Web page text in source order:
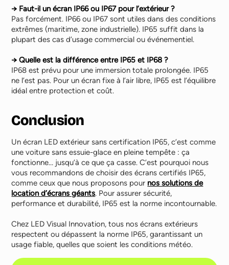
→ Faut-il un écran IP66 ou IP67 pour l’extérieur ?
Pas forcément. IP66 ou IP67 sont utiles dans des conditions
extrêmes (maritime, zone industrielle). IP65 suffit dans la
plupart des cas d’usage commercial ou événementiel.
→ Quelle est la différence entre IP65 et IP68 ?
IP68 est prévu pour une immersion totale prolongée. IP65
ne l’est pas. Pour un écran fixe à l’air libre, IP65 est l’équilibre
idéal entre protection et coût.
Conclusion
Un écran LED extérieur sans certification IP65, c’est comme
une voiture sans essuie-glace en pleine tempête : ça
fonctionne… jusqu’à ce que ça casse. C’est pourquoi nous
vous recommandons de choisir des écrans certifiés IP65,
comme ceux que nous proposons pour nos solutions de
location d’écrans géants. Pour assurer sécurité,
performance et durabilité, IP65 est la norme incontournable.
Chez LED Visual Innovation, tous nos écrans extérieurs
respectent ou dépassent la norme IP65, garantissant un
usage fiable, quelles que soient les conditions météo.